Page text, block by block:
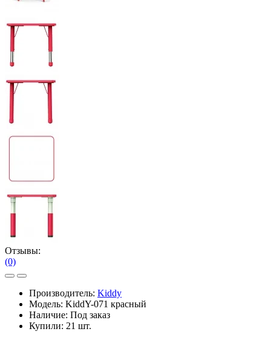
Отзывы:
(0)
Производитель: Kiddy
Модель: KiddY-071 красный
Наличие: Под заказ
Купили: 21 шт.